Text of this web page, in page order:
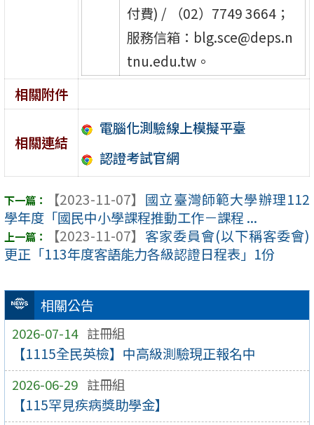
相關公告
2026-07-14 註冊組
【1115全民英檢】中高級測驗現正報名中
2026-06-29 註冊組
【115罕見疾病獎助學金】
付費) / （02）7749 3664；
服務信箱：blg.sce@deps.n
tnu.edu.tw。
相關附件
相關連結
電腦化測驗線上模擬平臺
認證考試官網
【2023-11-07】 國立臺灣師範大學辦理112
學年度「國民中小學課程推動工作－課程 ...
【2023-11-07】 客家委員會(以下稱客委會)
更正「113年度客語能力各級認證日程表」1份